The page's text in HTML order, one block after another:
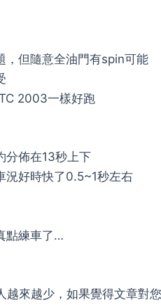
，但隨意全油門有spin可能
2003一樣好跑
分佈在13秒上下
況好時快了0.5~1秒左右
點練車了…
來越少，如果覺得文章對